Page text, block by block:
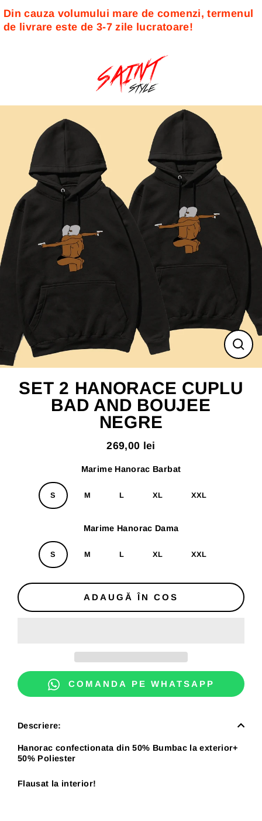
Din cauza volumului mare de comenzi, termenul
de livrare este de 3-7 zile lucratoare!
SET 2 HANORACE CUPLU
BAD AND BOUJEE
NEGRE
Pret
269,00 lei
Marime Hanorac Barbat
S M L XL XXL
Marime Hanorac Dama
S M L XL XXL
ADAUGĂ ÎN COS
COMANDA PE WHATSAPP
Descriere:
Hanorac confectionata din 50% Bumbac la exterior+
50% Poliester
Flausat la interior!